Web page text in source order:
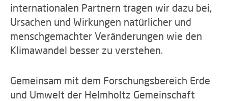
internationalen Partnern tragen wir dazu bei,
Ursachen und Wirkungen natürlicher und
menschgemachter Veränderungen wie den
Klimawandel besser zu verstehen.
Gemeinsam mit dem Forschungsbereich Erde
und Umwelt der Helmholtz Gemeinschaft